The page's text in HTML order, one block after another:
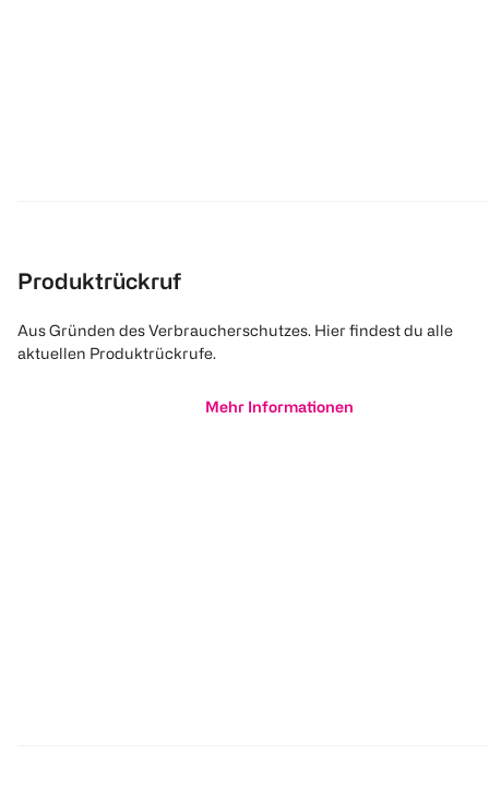
Produktrückruf
Aus Gründen des Verbraucherschutzes. Hier findest du alle
aktuellen Produktrückrufe.
Mehr Informationen